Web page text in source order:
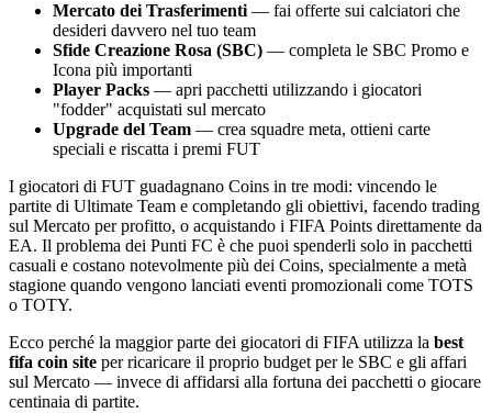
Mercato dei Trasferimenti — fai offerte sui calciatori che
desideri davvero nel tuo team
Sfide Creazione Rosa (SBC) — completa le SBC Promo e
Icona più importanti
Player Packs — apri pacchetti utilizzando i giocatori
"fodder" acquistati sul mercato
Upgrade del Team — crea squadre meta, ottieni carte
speciali e riscatta i premi FUT
I giocatori di FUT guadagnano Coins in tre modi: vincendo le
partite di Ultimate Team e completando gli obiettivi, facendo trading
sul Mercato per profitto, o acquistando i FIFA Points direttamente da
EA. Il problema dei Punti FC è che puoi spenderli solo in pacchetti
casuali e costano notevolmente più dei Coins, specialmente a metà
stagione quando vengono lanciati eventi promozionali come TOTS
o TOTY.
Ecco perché la maggior parte dei giocatori di FIFA utilizza la best
fifa coin site per ricaricare il proprio budget per le SBC e gli affari
sul Mercato — invece di affidarsi alla fortuna dei pacchetti o giocare
centinaia di partite.